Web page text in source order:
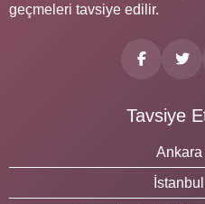
geçmeleri tavsiye edilir.
Tavsiye
Ankara